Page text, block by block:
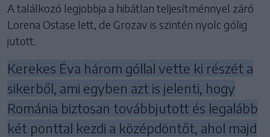
A találkozó legjobbja a hibátlan teljesítménnyel záró
Lorena Ostase lett, de Grozav is szintén nyolc gólig
jutott.
Kerekes Éva három góllal vette ki részét a
sikerből, ami egyben azt is jelenti, hogy
Románia biztosan továbbjutott és legalább
két ponttal kezdi a középdöntőt, ahol majd